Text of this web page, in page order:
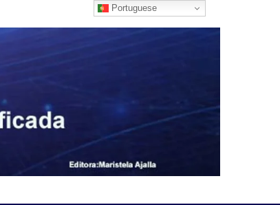
Portuguese